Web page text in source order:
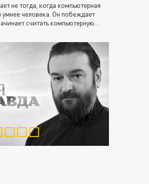
не тогда, когда компьютерная
умнее человека. Он побеждает
считать компьютерную